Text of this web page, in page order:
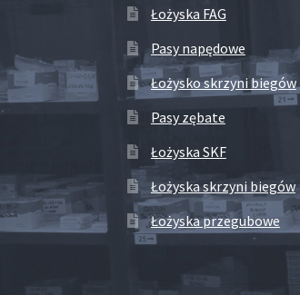
Łożyska FAG
Pasy napędowe
Łożysko skrzyni biegów
Pasy zębate
Łożyska SKF
Łożyska skrzyni biegów
Łożyska przegubowe